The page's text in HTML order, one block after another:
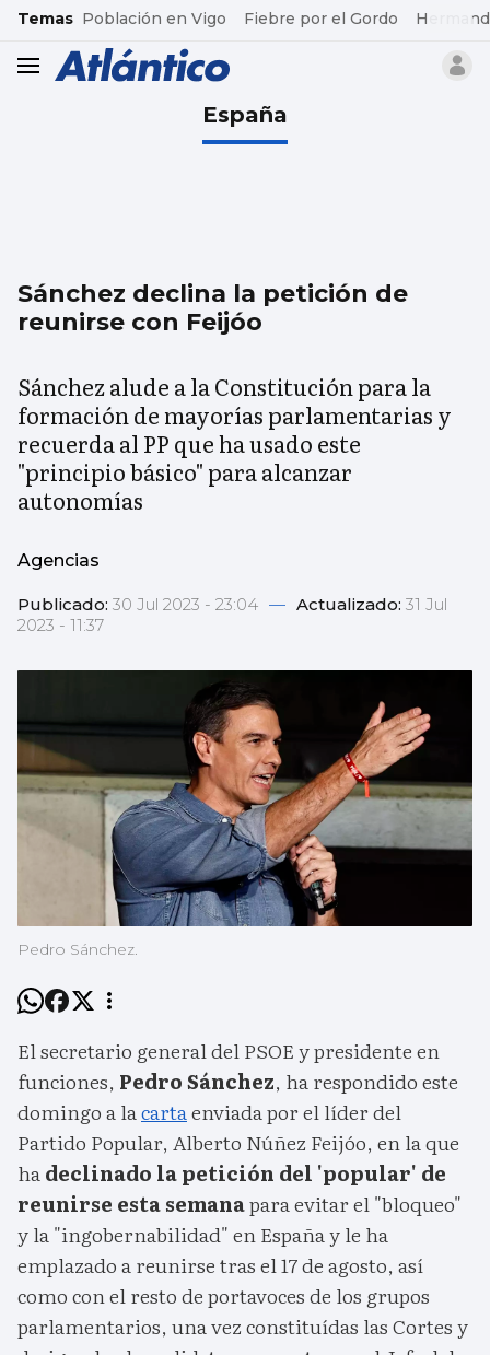
common.go-to-content
Temas Población en Vigo Fiebre por el Gordo
header.menu.open
España
Sánchez declina la petición de
reunirse con Feijóo
Sánchez alude a la Constitución para la
formación de mayorías parlamentarias y
recuerda al PP que ha usado este
"principio básico" para alcanzar
autonomías
Agencias
Publicado: 30 Jul 2023 - 23:04 — Actualizado: 31 Jul
2023 - 11:37
Pedro Sánchez.
El secretario general del PSOE y presidente en
funciones, Pedro Sánchez, ha respondido este
domingo a lacartaenviada por el líder del
Partido Popular, Alberto Núñez Feijóo, en la que
hadeclinado la petición del 'popular' de
reunirse esta semanapara evitar el "bloqueo"
y la "ingobernabilidad" en España y le ha
emplazado a reunirse tras el 17 de agosto, así
como con el resto de portavoces de los grupos
parlamentarios, una vez constituídas las Cortes y